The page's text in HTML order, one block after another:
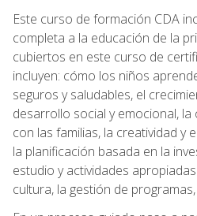
Este curso de formación CDA
completa a la educación de la
cubiertos en este curso de
incluyen: cómo los niños
seguros y saludables, el
desarrollo social y emocional,
con las familias, la creatividad y
la planificación basada en la
estudio y actividades
cultura, la gestión de